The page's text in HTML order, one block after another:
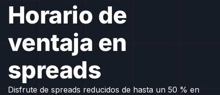
Horario de
ventaja en
spreads
Disfrute de spreads reducidos de hasta un 50 % en